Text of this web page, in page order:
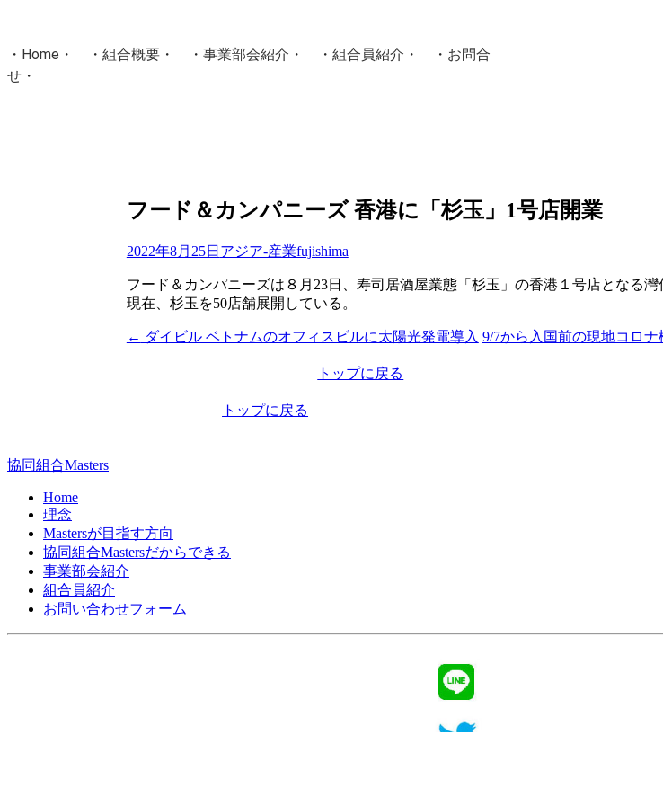
・ Home ・ ・ 組合概要 ・ ・ 事業部会紹介 ・ ・ 組合員紹介 ・ ・ お問合
せ ・
Masters組合員ログインフード＆カンパニーズ 香港に「杉玉」1号店開業
2022年8月25日 アジア-産業fujishima
フード＆カンパニーズは８月23日、寿司居酒屋業態「杉玉」の香港１号店となる
現在、杉玉を50店舗展開している。
投
ョ
ン
← ダイビル ベトナムのオフィスビルに太陽光発電導入 9/7から入国前の現地コロ
トップに戻る
トップに戻る
協同組合Masters
Home
理念
Mastersが目指す方向
協同組合Mastersだからできる
事業部会紹介
組合員紹介
お問い合わせフォーム